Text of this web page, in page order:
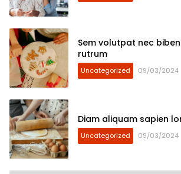
Sem volutpat nec
rutrum
Uncategorized 09/03/2024
Diam aliquam sapien
Uncategorized 09/03/2024